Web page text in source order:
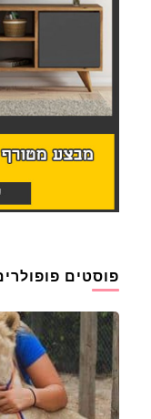
פוסטים